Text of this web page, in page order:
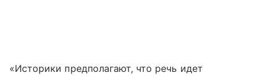
«Историки предполагают, что речь идет